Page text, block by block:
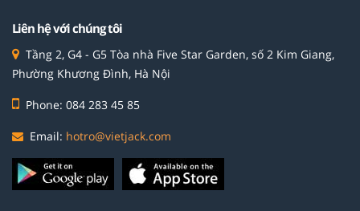
Liên hệ với chúng tôi
Tầng 2, G4 - G5 Tòa nhà Five Star Garden, số 2 Kim Giang,
Phường Khương Đình, Hà Nội
Phone: 084 283 45 85
Email: hotro@vietjack.com